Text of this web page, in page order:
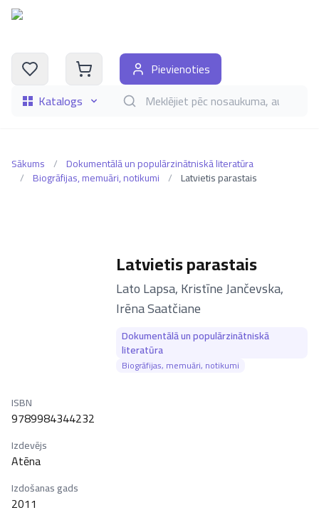
Katalogs Meklēt grāmatas pēc nosaukuma, autora,
Pievienoties
Sākums / Dokumentālā un populārzinātniskā literatūra
/ Biogrāfijas, memuāri, notikumi / Latvietis parastais
Latvietis parastais
–
Lato Lapsa,Kristīne Jančevska,
Irēna Saatčiane
Dokumentālā un populārzinātniskā
literatūra
Biogrāfijas, memuāri, notikumi
ISBN
9789984344232
Izdevējs
Atēna
Izdošanas gads
2011